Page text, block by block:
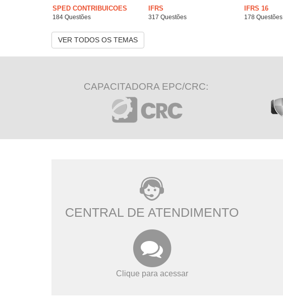
SPED CONTRIBUICOES
184 Questões
IFRS
317 Questões
IFRS 16
178 Questões
VER TODOS OS TEMAS
CAPACITADORA EPC/CRC:
CENTRAL DE ATENDIMENTO
Clique para acessar